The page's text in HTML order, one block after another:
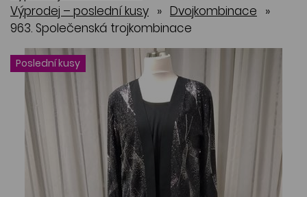
Výprodej – poslední kusy » Dvojkombinace »
963. Společenská trojkombinace
Poslední kusy